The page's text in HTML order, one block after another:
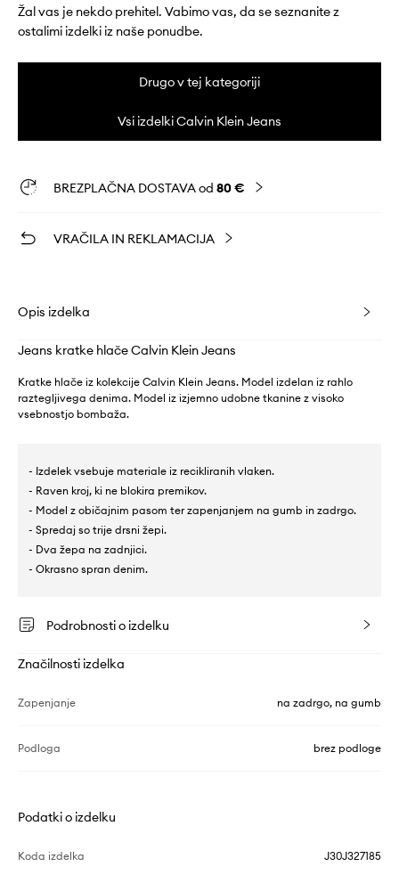
Žal vas je nekdo prehitel. Vabimo vas, da se seznanite z
ostalimi izdelki iz naše ponudbe.
Drugo v tej kategoriji
Vsi izdelki Calvin Klein Jeans
BREZPLAČNA DOSTAVA od 80 €
VRAČILA IN REKLAMACIJA
Opis izdelka
Jeans kratke hlače Calvin Klein Jeans
Kratke hlače iz kolekcije Calvin Klein Jeans. Model izdelan iz rahlo
raztegljivega denima. Model iz izjemno udobne tkanine z visoko
vsebnostjo bombaža.
- Izdelek vsebuje materiale iz recikliranih vlaken.
- Raven kroj, ki ne blokira premikov.
- Model z običajnim pasom ter zapenjanjem na gumb in zadrgo.
- Spredaj so trije drsni žepi.
- Dva žepa na zadnjici.
- Okrasno spran denim.
Podrobnosti o izdelku
Značilnosti izdelka
Zapenjanje na zadrgo, na gumb
Podloga brez podloge
Podatki o izdelku
Koda izdelka J30J327185